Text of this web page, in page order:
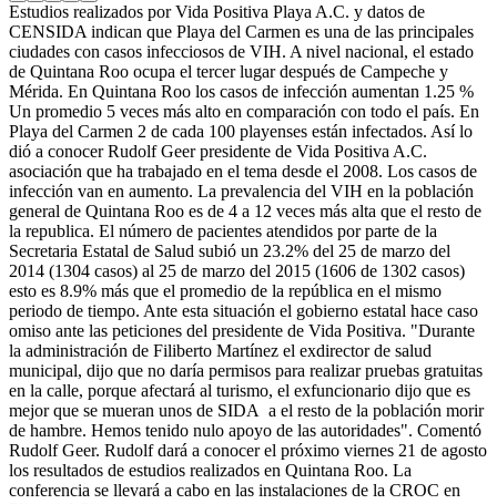
Estudios realizados por Vida Positiva Playa A.C. y datos de
CENSIDA indican que Playa del Carmen es una de las principales
ciudades con casos infecciosos de VIH. A nivel nacional, el estado
de Quintana Roo ocupa el tercer lugar después de Campeche y
Mérida. En Quintana Roo los casos de infección aumentan 1.25 %
Un promedio 5 veces más alto en comparación con todo el país. En
Playa del Carmen 2 de cada 100 playenses están infectados. Así lo
dió a conocer Rudolf Geer presidente de Vida Positiva A.C.
asociación que ha trabajado en el tema desde el 2008. Los casos de
infección van en aumento. La prevalencia del VIH en la población
general de Quintana Roo es de 4 a 12 veces más alta que el resto de
la republica. El número de pacientes atendidos por parte de la
Secretaria Estatal de Salud subió un 23.2% del 25 de marzo del
2014 (1304 casos) al 25 de marzo del 2015 (1606 de 1302 casos)
esto es 8.9% más que el promedio de la república en el mismo
periodo de tiempo. Ante esta situación el gobierno estatal hace caso
omiso ante las peticiones del presidente de Vida Positiva. "Durante
la administración de Filiberto Martínez el exdirector de salud
municipal, dijo que no daría permisos para realizar pruebas gratuitas
en la calle, porque afectará al turismo, el exfuncionario dijo que es
mejor que se mueran unos de SIDA a el resto de la población morir
de hambre. Hemos tenido nulo apoyo de las autoridades". Comentó
Rudolf Geer. Rudolf dará a conocer el próximo viernes 21 de agosto
los resultados de estudios realizados en Quintana Roo. La
conferencia se llevará a cabo en las instalaciones de la CROC en